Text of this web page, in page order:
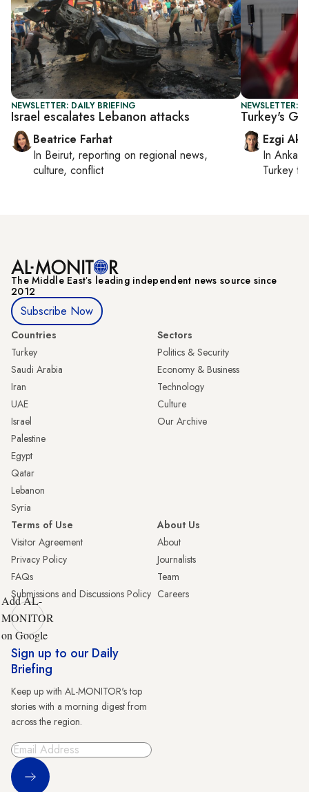
NEWSLETTER: DAILY BRIEFING
Israel escalates Lebanon attacks
Beatrice Farhat
In Beirut, reporting on regional news,
culture, conflict
NEWSLETTER:
Turkey's
Ezgi
In Ankara
Turkey
The Middle Eastʼs leading independent news source since
2012
Subscribe Now
Countries
Turkey
Saudi Arabia
Iran
UAE
Israel
Palestine
Egypt
Qatar
Lebanon
Syria
Sectors
Politics & Security
Economy & Business
Technology
Culture
Our Archive
Terms of Use
Visitor Agreement
Privacy Policy
FAQs
Submissions and Discussions Policy
About Us
About
Journalists
Team
Careers
Add AL-
MONITOR
on Google
Sign up to our Daily
Briefing
Keep up with AL-MONITOR's top
stories with a morning digest from
across the region.
Sign Up